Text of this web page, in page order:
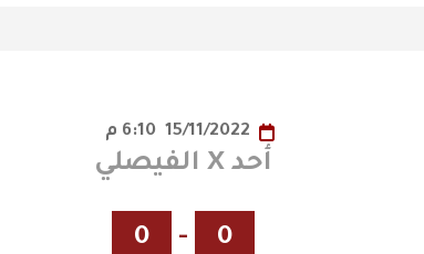
6:10 م
أحد X الفيصلي
0
-
0